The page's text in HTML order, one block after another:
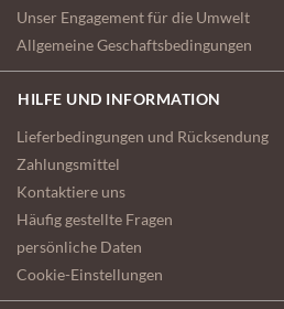
Unser Engagement für die Umwelt
Allgemeine Geschaftsbedingungen
HILFE UND INFORMATION
Lieferbedingungen und Rücksendung
Zahlungsmittel
Kontaktiere uns
Häufig gestellte Fragen
persönliche Daten
Cookie-Einstellungen